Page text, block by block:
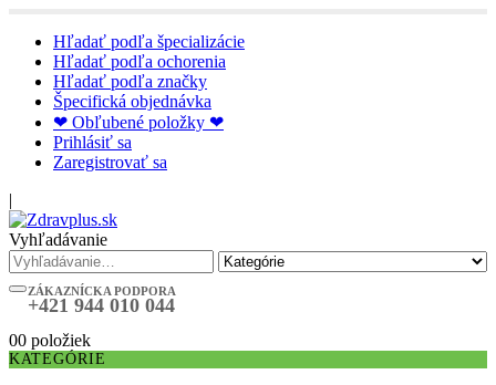
Hľadať podľa špecializácie
Hľadať podľa ochorenia
Hľadať podľa značky
Špecifická objednávka
❤ Obľubené položky ❤
Prihlásiť sa
Zaregistrovať sa
|
Vyhľadávanie
ZÁKAZNÍCKA PODPORA
+421 944 010 044
00 položiek
KATEGÓRIE